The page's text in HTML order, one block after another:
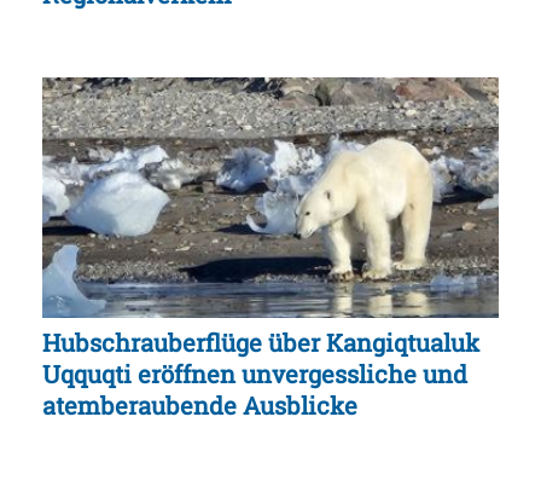
Hubschrauberflüge über Kangiqtualuk
Uqquqti eröffnen unvergessliche und
atemberaubende Ausblicke